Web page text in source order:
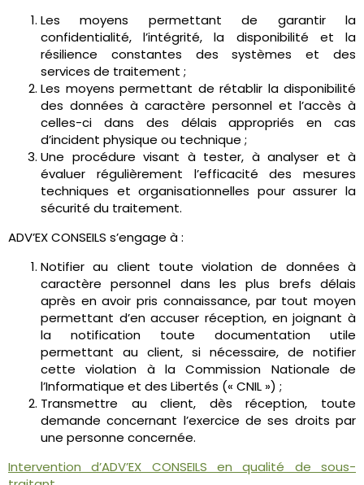
Les moyens permettant de garantir la
confidentialité, l’intégrité, la disponibilité et la
résilience constantes des systèmes et des
services de traitement ;
Les moyens permettant de rétablir la disponibilité
des données à caractère personnel et l’accès à
celles-ci dans des délais appropriés en cas
d’incident physique ou technique ;
Une procédure visant à tester, à analyser et à
évaluer régulièrement l’efficacité des mesures
techniques et organisationnelles pour assurer la
sécurité du traitement.
ADV’EX CONSEILS s’engage à :
Notifier au client toute violation de données à
caractère personnel dans les plus brefs délais
après en avoir pris connaissance, par tout moyen
permettant d’en accuser réception, en joignant à
la notification toute documentation utile
permettant au client, si nécessaire, de notifier
cette violation à la Commission Nationale de
l’Informatique et des Libertés (« CNIL ») ;
Transmettre au client, dès réception, toute
demande concernant l’exercice de ses droits par
une personne concernée.
Intervention d’ADV’EX CONSEILS en qualité de sous-